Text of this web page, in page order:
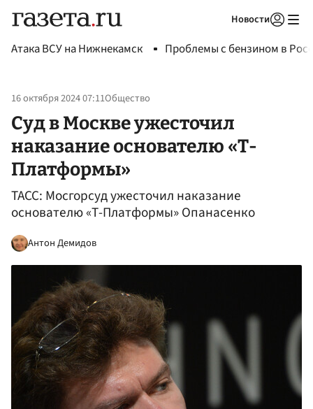
Новости
Атака ВСУ на Нижнекамск Проблемы с бензином в
16 октября 2024 07:11Общество
Cуд в Москве ужесточил
наказание основателю «Т-
Платформы»
ТАСС: Мосгорсуд ужесточил наказание
основателю «Т-Платформы» Опанасенко
Антон Демидов